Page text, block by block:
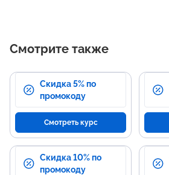
Смотрите также
Скидка 5% по
промокоду
Смотреть курс
Скидка 10% по
промокоду